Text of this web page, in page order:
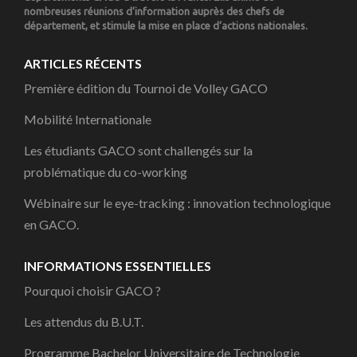
nombreuses réunions d’information auprès des chefs de
département, et stimule la mise en place d’actions nationales.
ARTICLES RÉCENTS
Première édition du Tournoi de Volley GACO
Mobilité Internationale
Les étudiants GACO sont challengés sur la
problématique du co-working
Wébinaire sur le eye-tracking : innovation technologique
en GACO.
INFORMATIONS ESSENTIELLES
Pourquoi choisir GACO ?
Les attendus du B.U.T.
Programme Bachelor Universitaire de Technologie